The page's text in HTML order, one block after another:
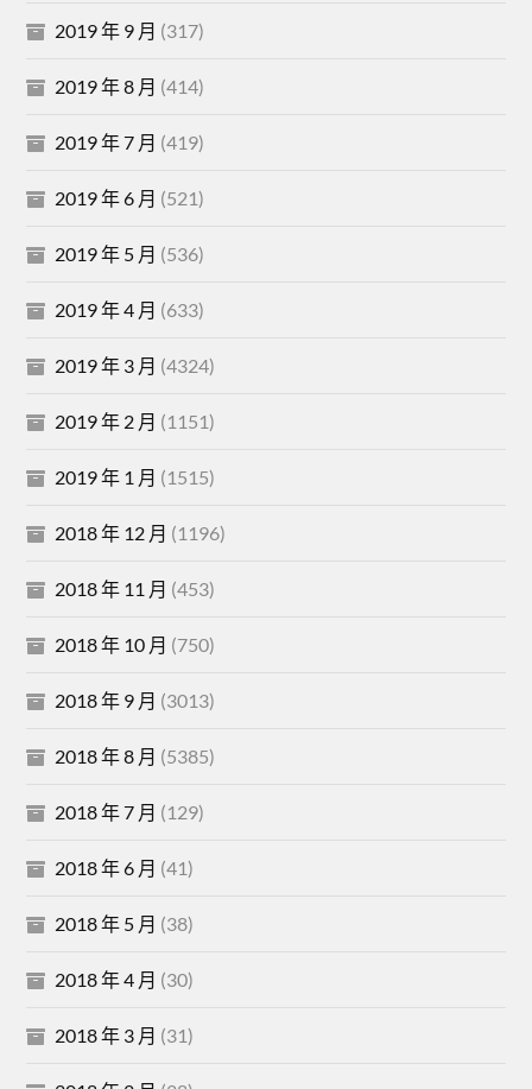
2019 年 9 月 (317)
2019 年 8 月 (414)
2019 年 7 月 (419)
2019 年 6 月 (521)
2019 年 5 月 (536)
2019 年 4 月 (633)
2019 年 3 月 (4324)
2019 年 2 月 (1151)
2019 年 1 月 (1515)
2018 年 12 月 (1196)
2018 年 11 月 (453)
2018 年 10 月 (750)
2018 年 9 月 (3013)
2018 年 8 月 (5385)
2018 年 7 月 (129)
2018 年 6 月 (41)
2018 年 5 月 (38)
2018 年 4 月 (30)
2018 年 3 月 (31)